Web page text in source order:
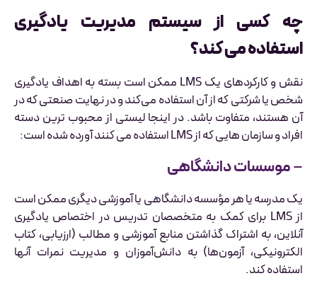
چه کسی از سیستم مدیریت یادگیری
استفاده می کند؟
نقش و کارکردهای یک LMS ممکن است بسته به اهداف یادگیری
شخص یا شرکتی که از آن استفاده می‌کند و در نهایت صنعتی که در
آن هستند، متفاوت باشد. در اینجا لیستی از محبوب ترین دسته
افراد و سازمان هایی که از LMS استفاده می کنند آورده شده است:
–موسسات دانشگاهی
یک مدرسه یا هر مؤسسه دانشگاهی یا آموزشی دیگری ممکن است
از LMS برای کمک به متخصصان تدریس در اختصاص یادگیری
آنلاین، به اشتراک گذاشتن منابع آموزشی و مطالب (ارزیابی، کتاب
الکترونیکی، آزمون‌ها) به دانش‌آموزان و مدیریت نمرات آنها
استفاده کند.